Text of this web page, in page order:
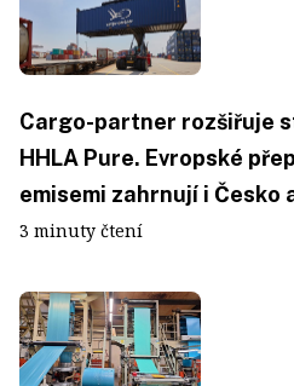
Cargo-partner rozšiřuje
HHLA Pure. Evropské
emisemi zahrnují i Česko
3 minuty čtení